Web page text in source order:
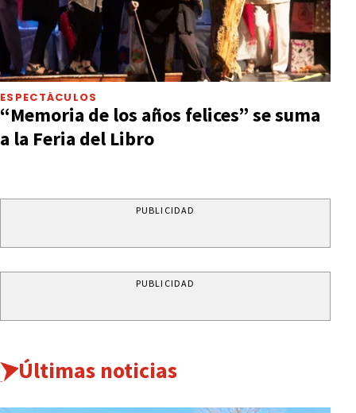
ESPECTÁCULOS
“Memoria de los años felices” se suma
a la Feria del Libro
PUBLICIDAD
PUBLICIDAD
Últimas noticias